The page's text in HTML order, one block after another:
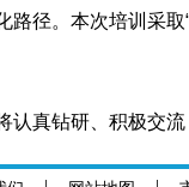
径。本次培训采
真钻研、积极交
成果在石家庄转化